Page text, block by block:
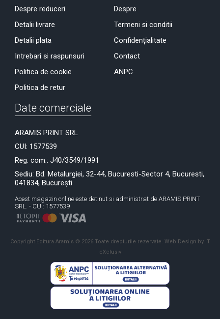
Despre reduceri
Detalii livrare
Detalii plata
Intrebari si raspunsuri
Politica de cookie
Politica de retur
Despre
Termeni si conditii
Confidențialitate
Contact
ANPC
Date comerciale
ARAMIS PRINT SRL
CUI: 1577539
Reg. com.: J40/3549/1991
Sediu: Bd. Metalurgiei, 32-44, Bucuresti-Sector 4, Bucuresti,
041834, București
Acest magazin online este detinut si administrat de ARAMIS PRINT
SRL. - CUI: 1577539
Copyright Editura Aramis © 2026 Toate drepturile rezervate. Web Design by IT
eXclusiv